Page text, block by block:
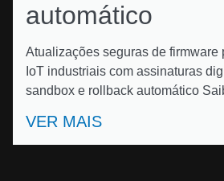
automático
Atualizações seguras de firmware
IoT industriais com assinaturas
sandbox e rollback automático
VER MAIS